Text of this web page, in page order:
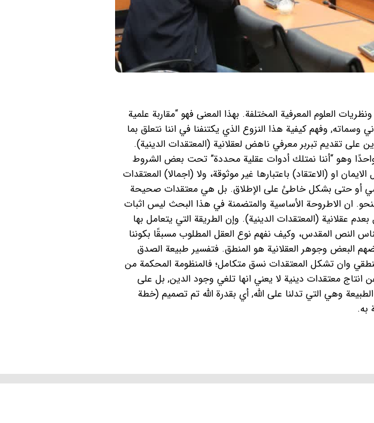
العلوم المعرفية المختلفة. بهذا المعنى فهو “مقاربة علمية
وسماته, وفهم كيفية هذا النزوع الذي يكتنفنا في اننا نتعلق بما
تقديم تبربر معرفي ناهض لعقلانية (المعتقدات الدينية).
وهو “أننا نمتلك أدوات عقلية محددة” تحت بعض الشروط
او (الاعتقاد) باعتبارها غير موثوقة، ولا (اجمالا) المعتقدات
أو حتى بشكل خاطئ على الإطلاق. بل هي معتقدات صحيحة
ان الاطروحة الأساسية والمتضمنة في هذا البحث ليس اثبات
عقلانية (المعتقدات الدينية). وإن الطريقة التي يتعامل بها
النص المقدس، وكيف نفهم نوع العقل المطلوب مسبقًا بكوننا
البعض وجوهر العقلانية هو المنطق. فتفسير طبيعة الصدق
وان تشكل المعتقدات نسق متكامل؛ فالمنظومة المحكمة من
معتقدات دينية لا يعني انها تلغي وجود الدين, بل على
وهي التي تدلنا على الله, أي بقدرة الله تم تصميم (خطة
به.